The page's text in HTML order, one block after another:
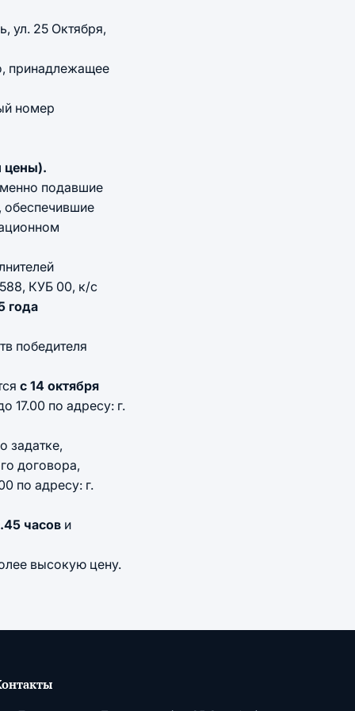
ул. 25 Октября,
принадлежащее
номер
цены).
подавшие
обеспечившие
КУБ 00, к/с
года
победителя
с 14 октября
17.00 по адресу: г.
задатке,
договора,
по адресу: г.
часов и
высокую цену.